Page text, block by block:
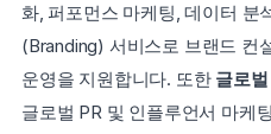
화, 퍼포먼스 마케팅, 데이터 분
(Branding) 서비스로 브랜드 컨
운영을 지원합니다. 또한 글로
글로벌 PR 및 인플루언서 마케